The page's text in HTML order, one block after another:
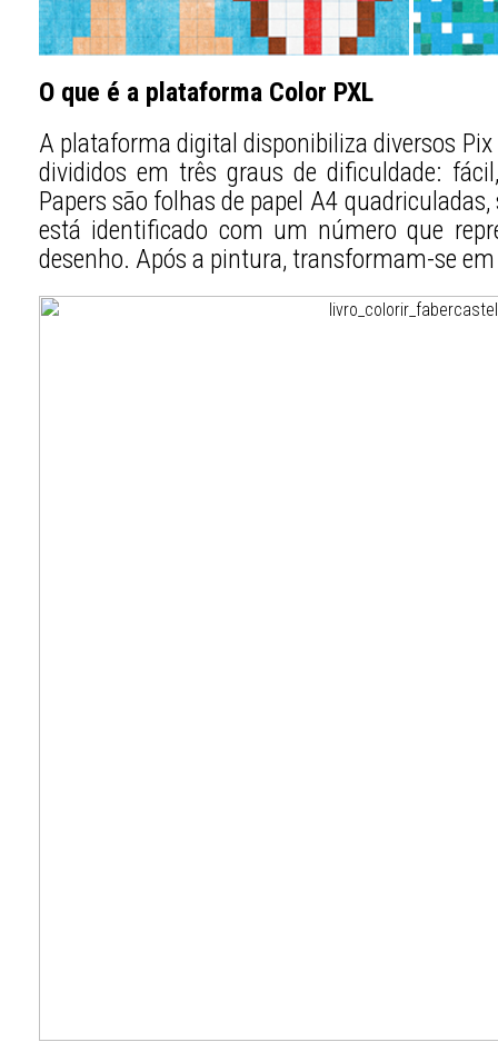
O que é a plataforma Color PXL
A plataforma digital disponibiliza diversos Pix
divididos em três graus de dificuldade:
Papers são folhas de papel A4
está identificado com um número que
desenho. Após a pintura, transformam-se